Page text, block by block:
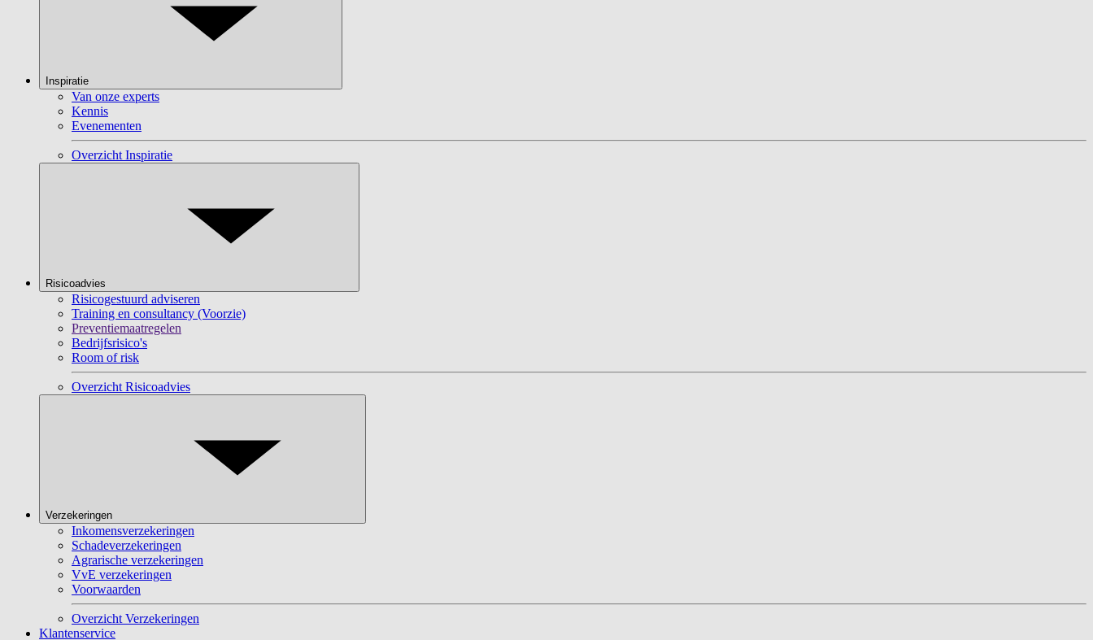
Inspiratie
Van onze experts
Kennis
Evenementen
Overzicht Inspiratie
Risicoadvies
Risicogestuurd adviseren
Training en consultancy (Voorzie)
Preventiemaatregelen
Bedrijfsrisico's
Room of risk
Overzicht Risicoadvies
Verzekeringen
Inkomensverzekeringen
Schadeverzekeringen
Agrarische verzekeringen
VvE verzekeringen
Voorwaarden
Overzicht Verzekeringen
Klantenservice